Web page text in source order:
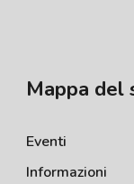
Mappa del
Eventi
Informazioni